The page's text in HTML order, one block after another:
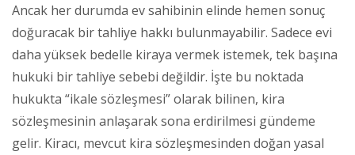
Ancak her durumda ev sahibinin elinde hemen sonuç
doğuracak bir tahliye hakkı bulunmayabilir. Sadece evi
daha yüksek bedelle kiraya vermek istemek, tek başına
hukuki bir tahliye sebebi değildir. İşte bu noktada
hukukta “ikale sözleşmesi” olarak bilinen, kira
sözleşmesinin anlaşarak sona erdirilmesi gündeme
gelir. Kiracı, mevcut kira sözleşmesinden doğan yasal